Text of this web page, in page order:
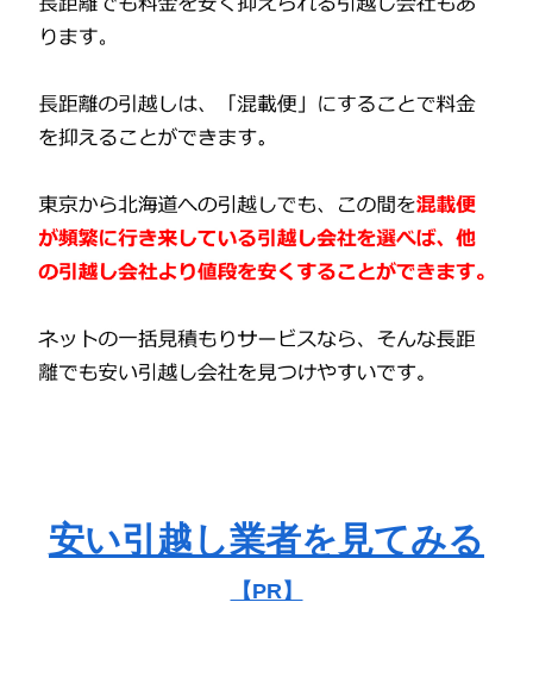
安い引越し業者を見てみる
【PR】